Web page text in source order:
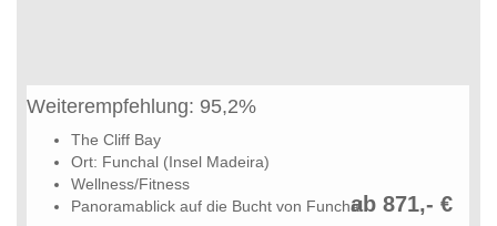
Weiterempfehlung: 95,2%
The Cliff Bay
Ort: Funchal (Insel Madeira)
Wellness/Fitness
Panoramablick auf die Bucht von Funchalab 871,- €